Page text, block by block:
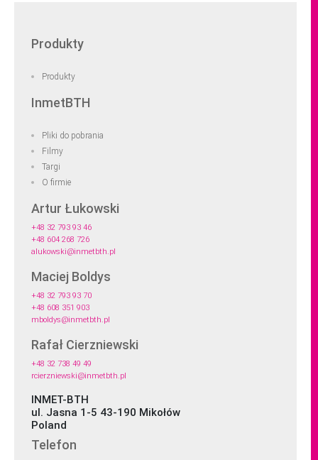
Produkty
Produkty
InmetBTH
Pliki do pobrania
Filmy
Targi
O firmie
Artur Łukowski
+48 32 793 93 46
+48 604 268 726
alukowski@inmetbth.pl
Maciej Boldys
+48 32 793 93 70
+48 608 351 903
mboldys@inmetbth.pl
Rafał Cierzniewski
+48 32 738 49 49
rcierzniewski@inmetbth.pl
INMET-BTH
ul. Jasna 1-5 43-190 Mikołów
Poland
Telefon